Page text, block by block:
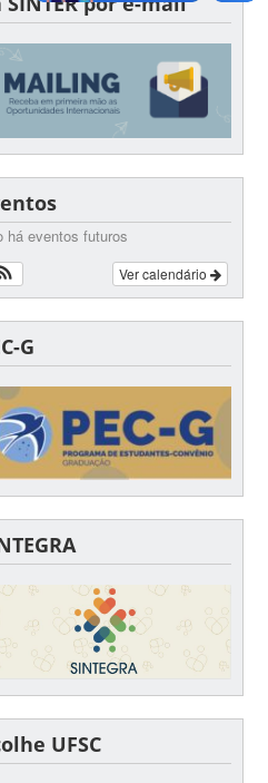
há eventos futuros
Ver calendário
G
UFSC